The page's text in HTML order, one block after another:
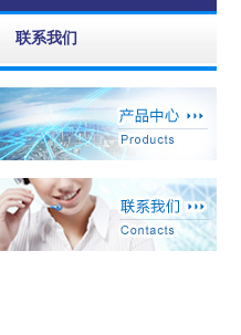
联系我们